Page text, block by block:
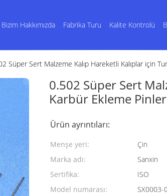
Bizim Hakkımızda Fabrika Turu Kalite Kontrolü
Süper Sert Malzeme Kalıp Hareketli Kalıplar için
0.502 Süper Sert
Karbür Ekleme
Ürün ayrıntıları:
Menşe yeri:
Çin
Marka adı:
Sanxin
Sertifika:
ISO
Model numarası:
SX0003-